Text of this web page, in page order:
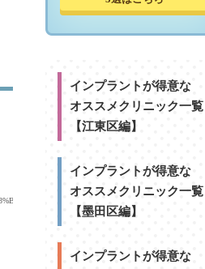
インプラントが得意な
オススメクリニック一覧
【江東区編】
インプラントが得意な
オススメクリニック一覧
【墨田区編】
インプラントが得意な